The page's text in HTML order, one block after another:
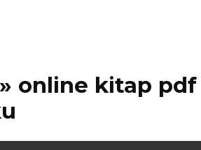
online kitap pdf